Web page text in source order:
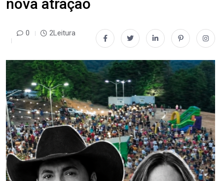
nova atração
0 2Leitura